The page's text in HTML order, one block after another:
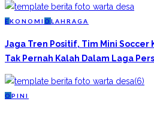
EKONOMI O LAHRAGA
Jaga Tren Positif, Tim Mini Soccer
Tak Pernah Kalah Dalam Laga
O PINI